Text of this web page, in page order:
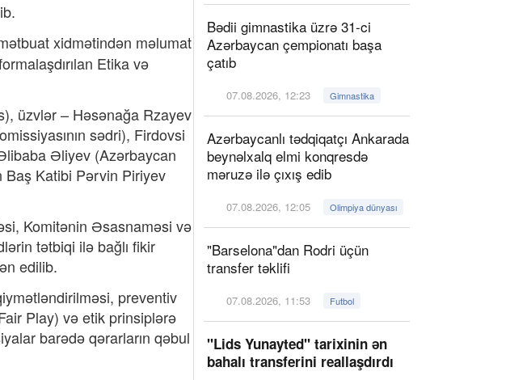
xidmətindən məlumat
Etika və
üzvlər – Həsənağa Rzayev
sədri), Firdovsi
Əliyev (Azərbaycan
Baş Katibi Pərvin Piriyev
Komitənin Əsasnaməsi və
tətbiqi ilə bağlı fikir
edilib.
preventiv
Play) və etik prinsiplərə
barədə qərarların qəbul
Bədii gimnastika üzrə 31-ci
Azərbaycan çempionatı başa
çatıb
07.08.2026, 12:23 Gimnastika
Azərbaycanlı tədqiqatçı Ankarada
beynəlxalq elmi konqresdə
məruzə ilə çıxış edib
07.08.2026, 12:05 Olimpiya dünyası
"Barselona"dan Rodri üçün
transfer təklifi
07.08.2026, 11:53 Futbol
"Lids Yunayted" tarixinin ən
bahalı transferini reallaşdırdı